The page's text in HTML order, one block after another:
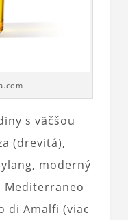
s väčšou
(drevitá),
moderný
Mediterraneo
di Amalfi (viac